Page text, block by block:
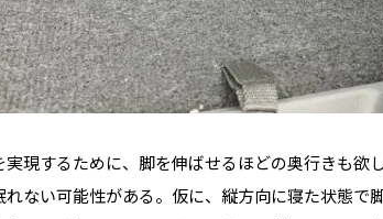
実現するために、脚を伸ばせるほどの奥行きも欲
れない可能性がある。仮に、縦方向に寝た状態で